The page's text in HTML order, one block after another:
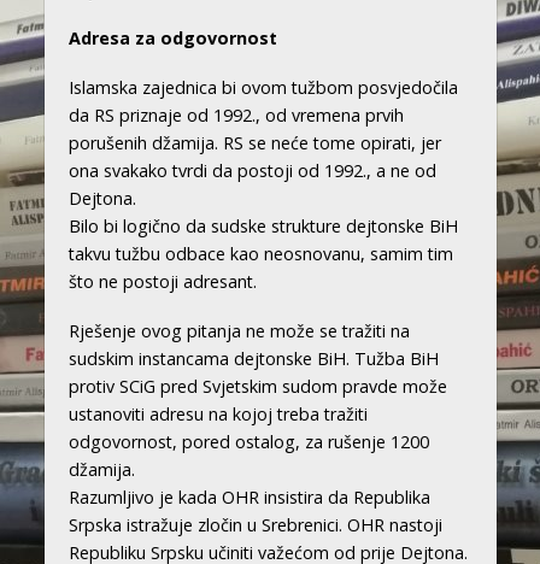
Adresa za odgovornost
Islamska zajednica bi ovom tužbom posvjedočila
da RS priznaje od 1992., od vremena prvih
porušenih džamija. RS se neće tome opirati, jer
ona svakako tvrdi da postoji od 1992., a ne od
Dejtona.
Bilo bi logično da sudske strukture dejtonske BiH
takvu tužbu odbace kao neosnovanu, samim tim
što ne postoji adresant.
Rješenje ovog pitanja ne može se tražiti na
sudskim instancama dejtonske BiH. Tužba BiH
protiv SCiG pred Svjetskim sudom pravde može
ustanoviti adresu na kojoj treba tražiti
odgovornost, pored ostalog, za rušenje 1200
džamija.
Razumljivo je kada OHR insistira da Republika
Srpska istražuje zločin u Srebrenici. OHR nastoji
Republiku Srpsku učiniti važećom od prije Dejtona.